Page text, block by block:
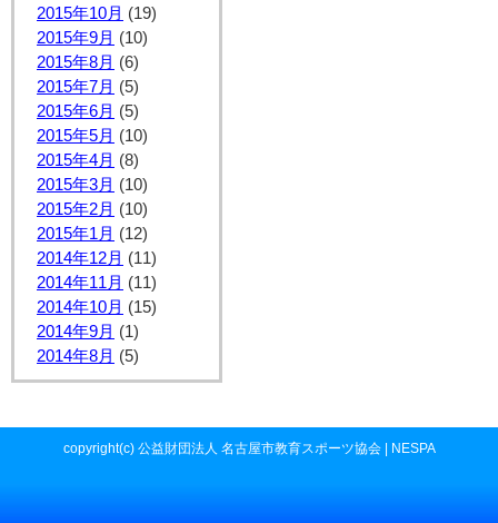
2015年10月 (19)
2015年9月 (10)
2015年8月 (6)
2015年7月 (5)
2015年6月 (5)
2015年5月 (10)
2015年4月 (8)
2015年3月 (10)
2015年2月 (10)
2015年1月 (12)
2014年12月 (11)
2014年11月 (11)
2014年10月 (15)
2014年9月 (1)
2014年8月 (5)
copyright(c) 公益財団法人 名古屋市教育スポーツ協会 | NESPA